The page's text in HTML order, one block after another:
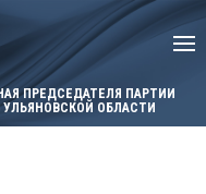
ПРЕДСЕДАТЕЛЯ ПАРТИИ
УЛЬЯНОВСКОЙ ОБЛАСТИ